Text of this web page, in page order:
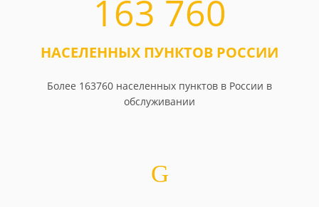
163 760
НАСЕЛЕННЫХ ПУНКТОВ РОССИИ
Более 163760 населенных пунктов в России в
обслуживании